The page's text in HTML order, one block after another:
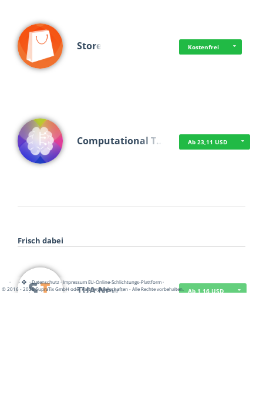
Store Kostenfrei
Computational T… Ab 23,11 USD
Frisch dabei
TUA News Ab 1,16 USD
· · ·Datenschutz·Impressum EU-Online-Schlichtungs-Plattform·
© 2016 - 2026 SupraTix GmbH oder Partnergesellschaften - Alle Rechte vorbehalten.